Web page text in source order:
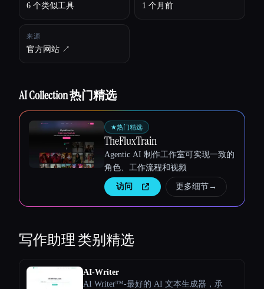
6 个类似工具 1 个月前
来源
官方网站 ↗︎
AI Collection 热门精选
★热门精选
TheFluxTrain
Agentic AI 制作工作室可实现一致的
角色、工作流程和视频
访问 更多细节→
写作助理 类别精选
AI-Writer
AI Writer™-最好的 AI 文本生成器，承